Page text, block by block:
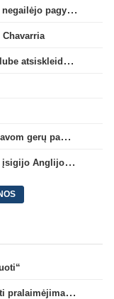
Argentinos federacijos prezidentas C. Tapia negailėjo pagyrų G. Infantino
Prie „Club Brugge“ prisijungs „Mallorca“ klube atsiskleidęs J. Virgili
A. Tapinas: „Iš europinio lygio komandos gavom gerų pamokų“
Oficialu: „Leeds“ už rekordinę klubui sumą įsigijo Anglijos rinktinės vartininką
Lietuvos klubų pasirodymai Europoje: patirti pralaimėjimai Kroatijos atstovams